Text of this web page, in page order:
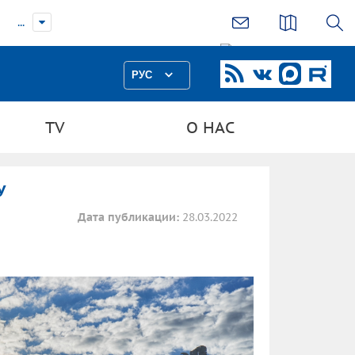
...
РУС
TV О НАС
Дата публикации: 28.03.2022